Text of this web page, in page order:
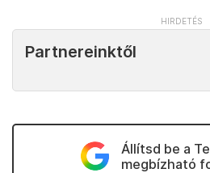
Partnereinktől
Állítsd be a
megbízható